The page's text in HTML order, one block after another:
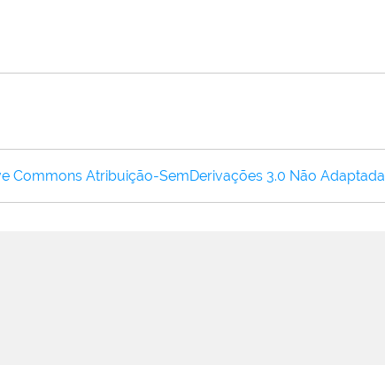
Commons Atribuição-SemDerivações 3.0 Não Adaptada